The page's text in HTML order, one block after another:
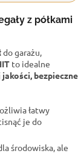
z półkami
do garażu,
to idealne
bezpieczne
łatwy
je do
środowiska, ale